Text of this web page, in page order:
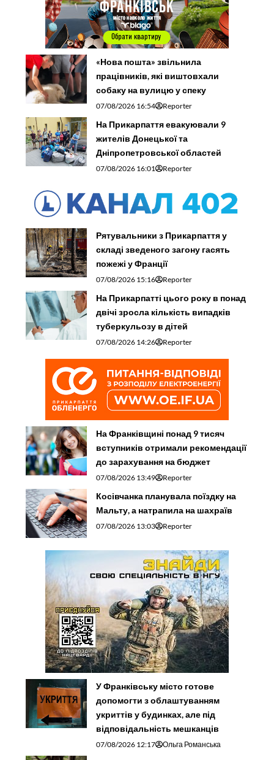
«Нова пошта» звільнила
працівників, які виштовхали
собаку на вулицю у спеку
07/08/2026 16:54 Reporter
На Прикарпаття евакуювали 9
жителів Донецької та
Дніпропетровської областей
07/08/2026 16:01 Reporter
Рятувальники з Прикарпаття у
складі зведеного загону гасять
пожежі у Франції
07/08/2026 15:16 Reporter
На Прикарпатті цього року в понад
двічі зросла кількість випадків
туберкульозу в дітей
07/08/2026 14:26 Reporter
На Франківщині понад 9 тисяч
вступників отримали рекомендації
до зарахування на бюджет
07/08/2026 13:49 Reporter
Косівчанка планувала поїздку на
Мальту, а натрапила на шахраїв
07/08/2026 13:03 Reporter
У Франківську місто готове
допомогти з облаштуванням
укриттів у будинках, але під
відповідальність мешканців
07/08/2026 12:17 Ольга Романська